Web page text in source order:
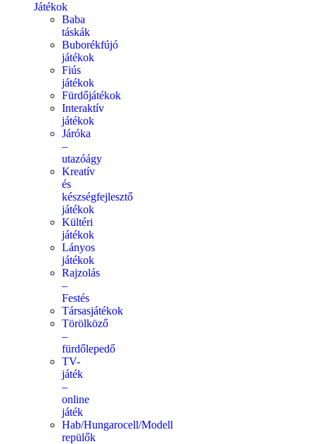
Játékok
Baba
táskák
Buborékfújó
játékok
Fiús
játékok
Fürdőjátékok
Interaktív
játékok
Járóka
–
utazóágy
Kreatív
és
készségfejlesztő
játékok
Kültéri
játékok
Lányos
játékok
Rajzolás
–
Festés
Társasjátékok
Törölköző
–
fürdőlepedő
TV-
játék
–
online
játék
Hab/Hungarocell/Modell
repülők